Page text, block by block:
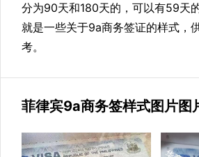
分为90天和180天的，可以有59天
就是一些关于9a商务签证的样式，
考。
菲律宾9a商务签样式图片图